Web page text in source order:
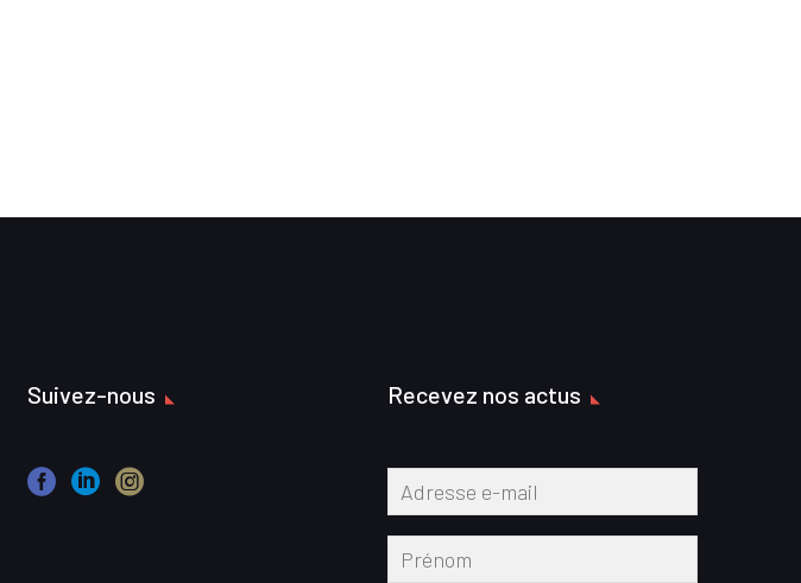
Suivez-nous Recevez nos actus